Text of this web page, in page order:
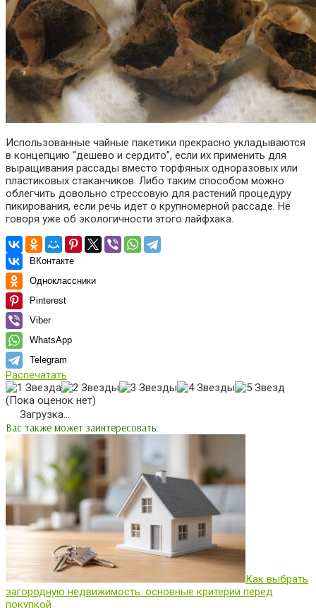
Использованные чайные пакетики прекрасно укладываются
в концепцию “дешево и сердито”, если их применить для
выращивания рассады вместо торфяных одноразовых или
пластиковых стаканчиков. Либо таким способом можно
облегчить довольно стрессовую для растений процедуру
пикирования, если речь идет о крупномерной рассаде. Не
говоря уже об экологичности этого лайфхака.
ВКонтакте
Одноклассники
Pinterest
Viber
WhatsApp
Telegram
Распечатать
(Пока оценок нет)
Загрузка...
Вас также может заинтересовать:
Как выбрать
загородную недвижимость: основные критерии перед
покупкой